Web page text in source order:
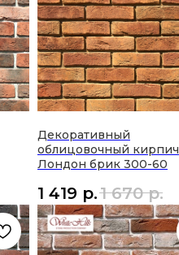
Декоративный
облицовочный кирпич
Лондон брик 300-60
1 419 р.1 670 р.